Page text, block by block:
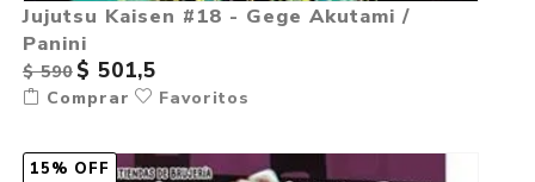
Jujutsu Kaisen #18 - Gege Akutami /
Panini
$ 590 $ 501,5
Comprar Favoritos
15% OFF